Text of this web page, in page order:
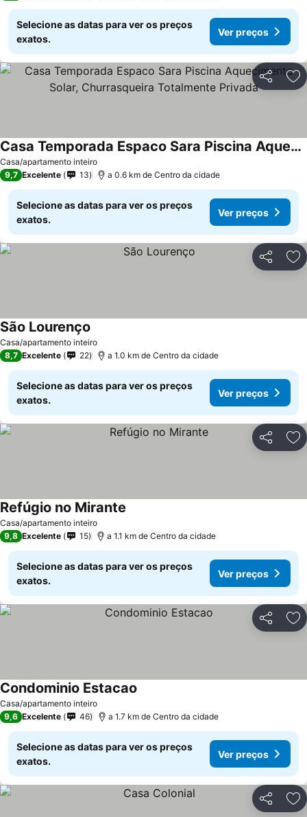
Selecione as datas para ver os preços
exatos.
Ver preços
Partilhar
Casa/apartamento inteiro
Casa Temporada Espaco Sara Piscina Aquecimento Solar, Churrasqueira Totalmente Privada
9,7 Excelente 13 a 0.6 km de Centro da cidade
Selecione as datas para ver os preços
exatos.
Ver preços
Partilhar
Casa/apartamento inteiro
São Lourenço
8,7 Excelente 22 a 1.0 km de Centro da cidade
Selecione as datas para ver os preços
exatos.
Ver preços
Partilhar
Casa/apartamento inteiro
Refúgio no Mirante
9,8 Excelente 15 a 1.1 km de Centro da cidade
Selecione as datas para ver os preços
exatos.
Ver preços
Partilhar
Casa/apartamento inteiro
Condominio Estacao
9,6 Excelente 46 a 1.7 km de Centro da cidade
Selecione as datas para ver os preços
exatos.
Ver preços
Partilhar